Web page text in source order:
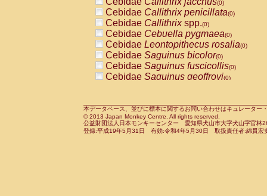
PitheciidaePithecia pithecia(0)
CercopithecidaeCercocebus agilis
CercopithecidaeCercocebus
CercopithecidaeCercocebus
CercopithecidaeCercocebus
CercopithecidaeCercocebus
CercopithecidaeCercocebushybrid
CercopithecidaePapio anubis(0)
CercopithecidaePapio cynocephalus
CercopithecidaePapio hamadryas(0)
(0)
Cebidae Callithrix penicillata(0)
Cebidae Callithrixspp.(0)
Cebidae Cebuella pygmaea(0)
Cebidae Leontopithecus rosalia(0)
Cebidae Saguinus bicolor(0)
Cebidae Saguinus fuscicollis(0)
Cebidae Saguinus geoffroyi(0)
CebidaeSaguinus leucopus(0)
CebidaeSaguinus midas(0)
Cebidae Saguinus mystax(0)
本データベース、並びに標本に関するお問い合わせはキュレータ
© 2013 Japan Monkey Centre. All rights reserved.
公益財団法人日本モンキーセンター 愛知県犬山市大字犬山字官
登録:平成19年5月31日 有効:令和4年5月30日 取扱責任者:綿貫宏